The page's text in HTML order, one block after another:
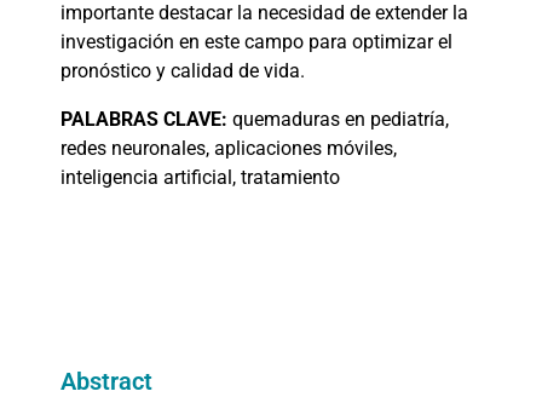
importante destacar la necesidad de extender la
investigación en este campo para optimizar el
pronóstico y calidad de vida.
PALABRAS CLAVE: quemaduras en pediatría,
redes neuronales, aplicaciones móviles,
inteligencia artificial, tratamiento
Abstract